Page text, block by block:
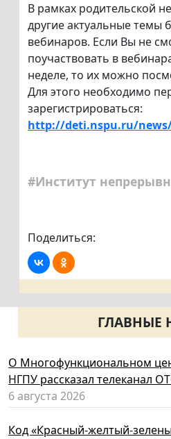
В рамках родительской
другие актуальные темы
вебинаров. Если Вы не
поучаствовать в
неделе, то их можно
Для этого необходимо
зарегистрироваться:
http://deti.nspu.ru/news/
#Институт
Поделиться:
ГЛАВНЫЕ
О Многофункциональном
НГПУ рассказал телеканал
6 августа 2026
Код «Красный-желтый-